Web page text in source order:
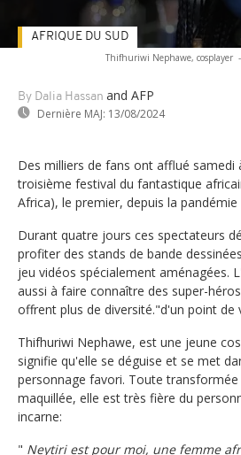
Thifhuriwi Nephawe, cosplayer -
By Dalia Hassan and AFP
Dernière MAJ: 13/08/2024
AFRIQUE DU SUD
Des milliers de fans ont afflué samedi
troisième festival du fantastique
Africa), le premier, depuis la pandémie
Durant quatre jours ces spectateurs
profiter des stands de bande
jeu vidéos spécialement aménagées.
aussi à faire connaître des super-
offrent plus de diversité."d'un point de
Thifhuriwi Nephawe, est une jeune
signifie qu'elle se déguise et se met
personnage favori. Toute
maquillée, elle est très fière du
incarne:
" Neytiri est pour moi, une femme